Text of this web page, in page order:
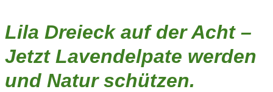
Lila Dreieck auf der Acht –
Jetzt Lavendelpate werden
und Natur schützen.